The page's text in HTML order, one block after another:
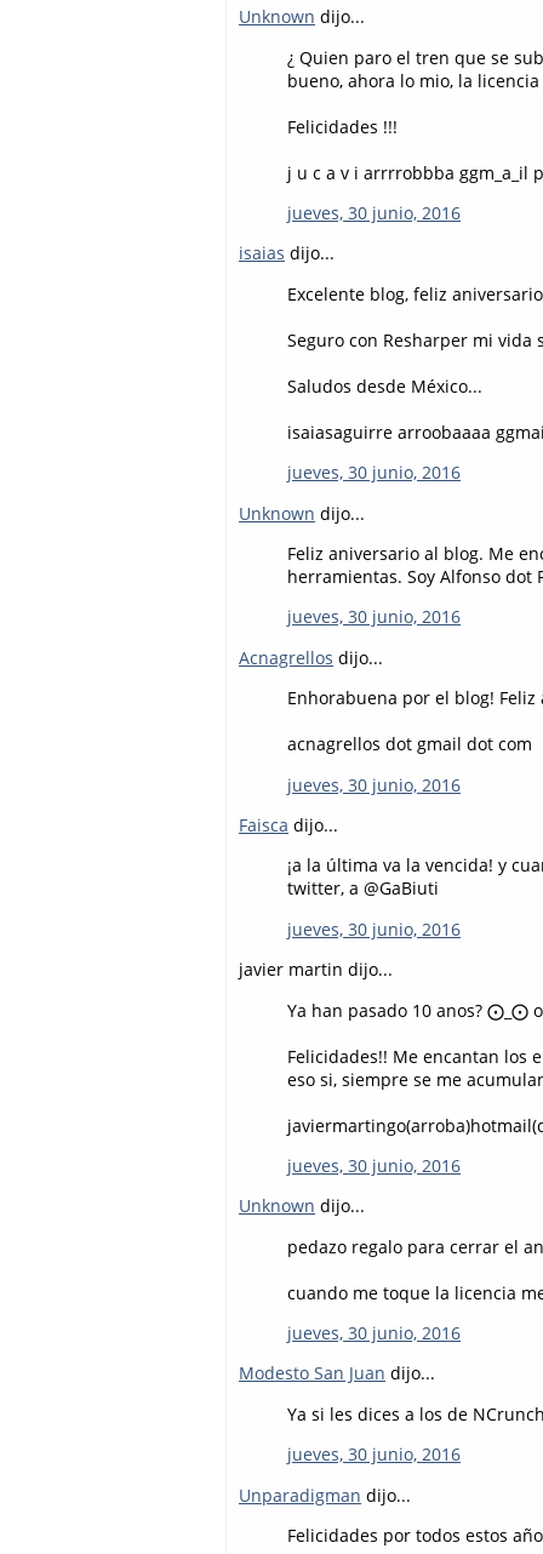
Unknown dijo...
¿ Quien paro el tren que se
bueno, ahora lo mio, la
Felicidades !!!
j u c a v i arrrrobbba ggm_a_il
jueves, 30 junio, 2016
isaias dijo...
Excelente blog, feliz
Seguro con Resharper mi vida
Saludos desde México...
isaiasaguirre arroobaaaa
jueves, 30 junio, 2016
Unknown dijo...
Feliz aniversario al blog. Me
herramientas. Soy Alfonso dot
jueves, 30 junio, 2016
Acnagrellos dijo...
Enhorabuena por el blog!
acnagrellos dot gmail dot com
jueves, 30 junio, 2016
Faisca dijo...
¡a la última va la vencida! y
twitter, a @GaBiuti
jueves, 30 junio, 2016
javier martin dijo...
Ya han pasado 10 anos? ⨀_⨀
Felicidades!! Me encantan los
eso si, siempre se me
jueves, 30 junio, 2016
Unknown dijo...
pedazo regalo para cerrar el
cuando me toque la licencia
jueves, 30 junio, 2016
Modesto San Juan dijo...
Ya si les dices a los de
jueves, 30 junio, 2016
Unparadigman dijo...
Felicidades por todos estos